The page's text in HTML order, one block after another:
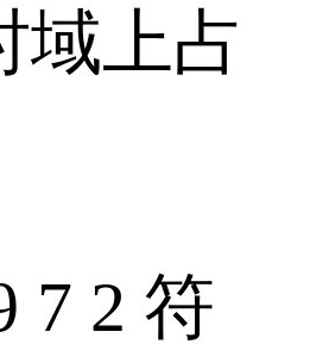
域上占
7 2 符